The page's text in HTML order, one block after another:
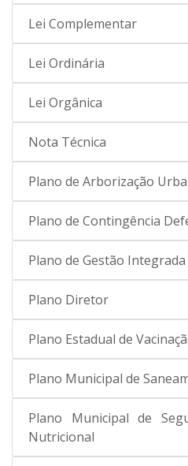
Lei Complementar
Lei Ordinária
Lei Orgânica
Nota Técnica
Plano de Arborização
Plano de Contingência
Plano de Gestão
Plano Diretor
Plano Estadual de
Plano Municipal de
Plano Municipal de
Nutricional